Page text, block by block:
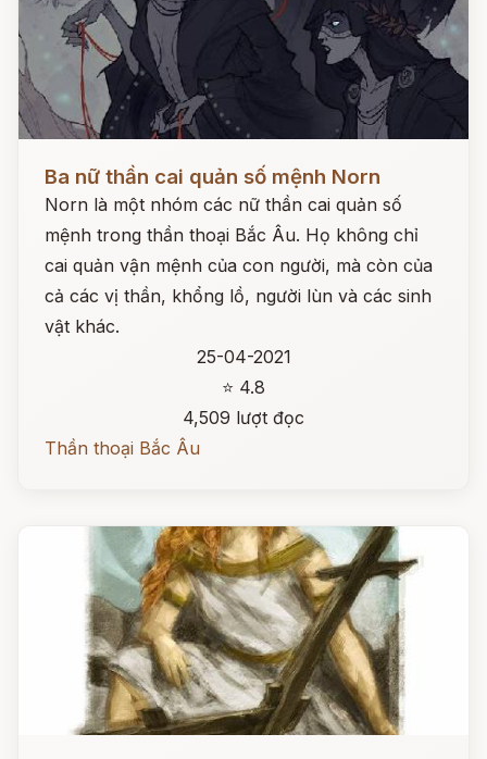
Ba nữ thần cai quản số mệnh Norn
Norn là một nhóm các nữ thần cai quản số
mệnh trong thần thoại Bắc Âu. Họ không chỉ
cai quản vận mệnh của con người, mà còn của
cả các vị thần, khổng lồ, người lùn và các sinh
vật khác.
25-04-2021
⭐ 4.8
4,509 lượt đọc
Thần thoại Bắc Âu